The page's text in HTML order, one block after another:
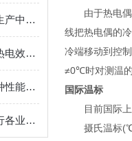
裂解炉专用热电偶是安全生产中不可少的仪器之一
裂解炉专用热电偶是基于热电效应工作的
安徽天康耐磨热电偶是一种性能优良、稳定可靠的工业测温元件
安徽天康耐磨热电偶在各行各业的生产过程中起着重要作用
由于热电偶
线把热电偶的
冷端移动到控
≠0℃时对测温
国际温标
目前国际上
摄氏温标(℃)